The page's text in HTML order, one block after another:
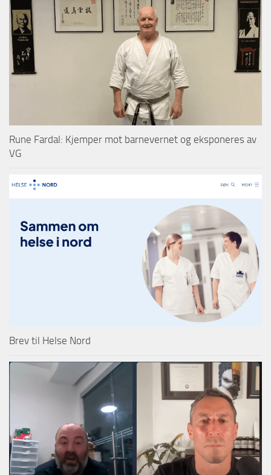
Rune Fardal: Kjemper mot barnevernet og eksponeres av
VG
Brev til Helse Nord